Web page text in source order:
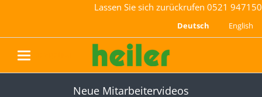
Lassen Sie sich zurückrufen 0521 947150
Deutsch English
Neue Mitarbeitervideos